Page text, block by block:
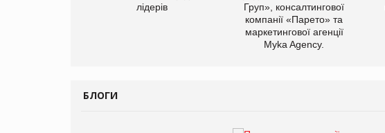
лідерів
Груп», консалтингової
компанії «Парето» та
маркетингової агенції
Myka Agency.
БЛОГИ